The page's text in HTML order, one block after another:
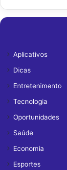
Aplicativos
Dicas
Entretenimento
Tecnologia
Oportunidades
Saúde
Economia
Esportes